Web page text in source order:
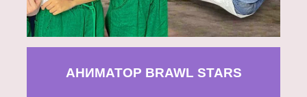
АНИМАТОР BRAWL STARS